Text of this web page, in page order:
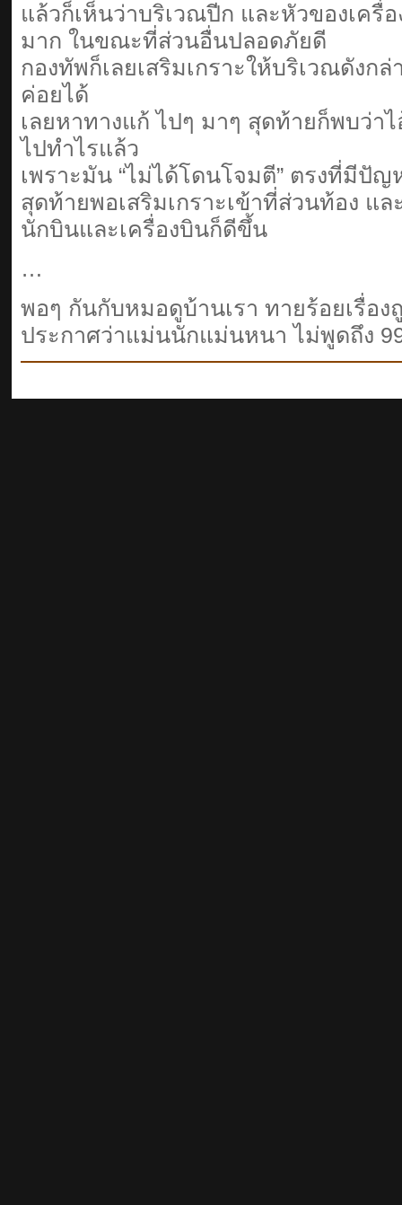
แล้วก็เห็นว่าบริเวณปีก และหัวของเครื่
มาก ในขณะที่ส่วนอื่นปลอดภัยดี
กองทัพก็เลยเสริมเกราะให้บริเวณดังก
ค่อยได้
เลยหาทางแก้ ไปๆ มาๆ สุดท้ายก็พบว่า
ไปทำไรแล้ว
เพราะมัน “ไม่ได้โดนโจมตี” ตรงที่มีปั
สุดท้ายพอเสริมเกราะเข้าที่ส่วนท้อง แ
นักบินและเครื่องบินก็ดีขึ้น
…
พอๆ กันกับหมอดูบ้านเรา ทายร้อยเรื่อง
ประกาศว่าแม่นนักแม่นหนา ไม่พูดถึง